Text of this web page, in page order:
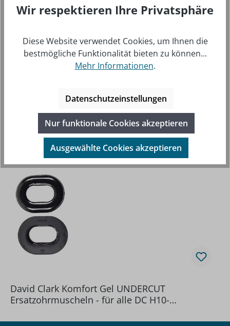
DIESES DAVID CLARK HEADSET IST DIE SPEZIELLE
VARIANTE FÜR HELIKOPTER-PILOTEN. ES WIRD MIT
INFOS ZUM HERSTELLER
FOLGENDE INFOS ZUM HERSTELLER SIND
Produktgalerie überspringen
Einzelne Komponenten
David Clark Komfort Gel UNDERCUT
Ersatzohrmuscheln - für alle DC H10-
Wir respektieren Ihre Privatsphäre
Diese Website verwendet Cookies, um Ihnen die
bestmögliche Funktionalität bieten zu können...
Mehr Informationen.
Datenschutzeinstellungen
Nur funktionale Cookies akzeptieren
Ausgewählte Cookies akzeptieren